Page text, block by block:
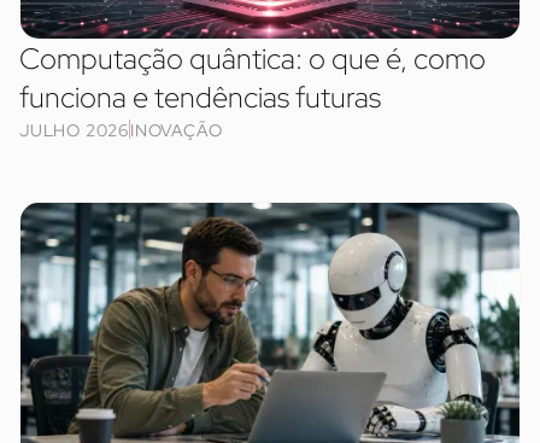
Computação quântica: o que é, como
funciona e tendências futuras
JULHO 2026INOVAÇÃO